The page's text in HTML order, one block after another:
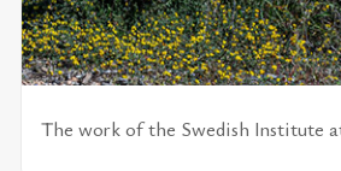
The work of the Swedish Institute